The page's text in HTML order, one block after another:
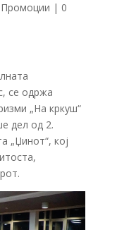
Промоции | 0
се одржа
„На кркуш“
дел од 2.
„Џинот“, кој